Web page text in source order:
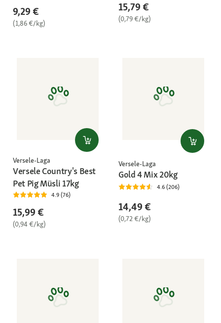
9,29 €
(1,86 €/kg)
15,79 €
(0,79 €/kg)
Versele-Laga
Versele Country's Best
Pet Pig Müsli 17kg
4.9 (76)
15,99 €
(0,94 €/kg)
Versele-Laga
Gold 4 Mix 20kg
4.6 (206)
14,49 €
(0,72 €/kg)